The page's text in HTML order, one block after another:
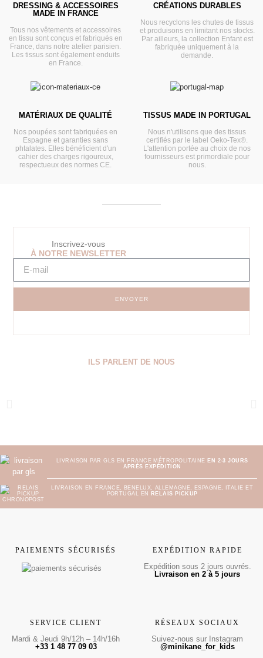
DRESSING & ACCESSOIRES
MADE IN FRANCE
Tous nos vêtements et accessoires
en tissu sont conçus et fabriqués en
France, dans notre atelier parisien.
Les tissus sont également enduits
en France.
CRÉATIONS DURABLES
Nous recyclons les chutes de tissus
et produisons en limitant nos stocks.
Par ailleurs, la collection Enfant est
fabriquée uniquement à la
demande.
MATÉRIAUX DE QUALITÉ
Nos poupées sont fabriquées en
Espagne et garanties sans
phtalates. Elles bénéficient d'un
cahier des charges rigoureux,
respectueux des normes CE.
TISSUS MADE IN PORTUGAL
Nous n'utilisons que des tissus
certifiés par le label Oeko-Tex®.
L'attention portée au choix de nos
fournisseurs est primordiale pour
nous.
Inscrivez-vous
À NOTRE NEWSLETTER
ENVOYER
ILS PARLENT DE NOUS
LIVRAISON PAR GLS EN FRANCE MÉTROPOLITAINE EN 2-3 JOURS
APRÈS EXPÉDITION
LIVRAISON EN FRANCE, BENELUX, ALLEMAGNE, ESPAGNE, ITALIE ET
PORTUGAL EN
RELAIS PICKUP
PAIEMENTS SÉCURISÉS EXPÉDITION RAPIDE
Expédition sous 2 jours ouvrés.
Livraison en 2 à 5 jours
SERVICE CLIENT
Mardi & Jeudi 9h/12h – 14h/16h
+33 1 48 77 09 03
RÉSEAUX SOCIAUX
Suivez-nous sur Instagram
@minikane_for_kids